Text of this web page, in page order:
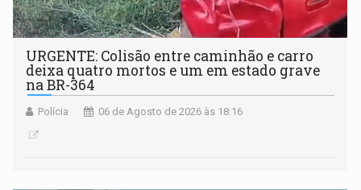
URGENTE: Colisão entre caminhão e carro
deixa quatro mortos e um em estado grave
na BR-364
Polícia 06 de Agosto de 2026 às 18:16